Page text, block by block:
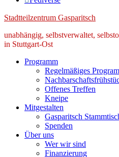
Stadtteilzentrum Gasparitsch
unabhängig, selbstverwaltet,
in Stuttgart-Ost
Programm
Regelmäßiges
Offenes Treffen
Kneipe
Mitgestalten
Gasparitsch
Spenden
Über uns
Wer wir sind
Finanzierung